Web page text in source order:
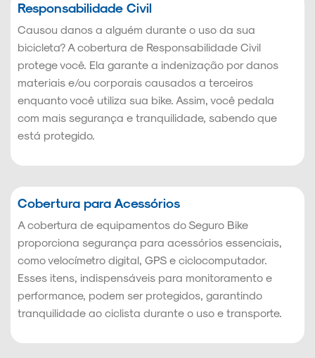
Responsabilidade Civil
Causou danos a alguém durante o uso da sua
bicicleta? A cobertura de Responsabilidade Civil
protege você. Ela garante a indenização por danos
materiais e/ou corporais causados a terceiros
enquanto você utiliza sua bike. Assim, você pedala
com mais segurança e tranquilidade, sabendo que
está protegido.
Cobertura para Acessórios
A cobertura de equipamentos do Seguro Bike
proporciona segurança para acessórios essenciais,
como velocímetro digital, GPS e ciclocomputador.
Esses itens, indispensáveis para monitoramento e
performance, podem ser protegidos, garantindo
tranquilidade ao ciclista durante o uso e transporte.